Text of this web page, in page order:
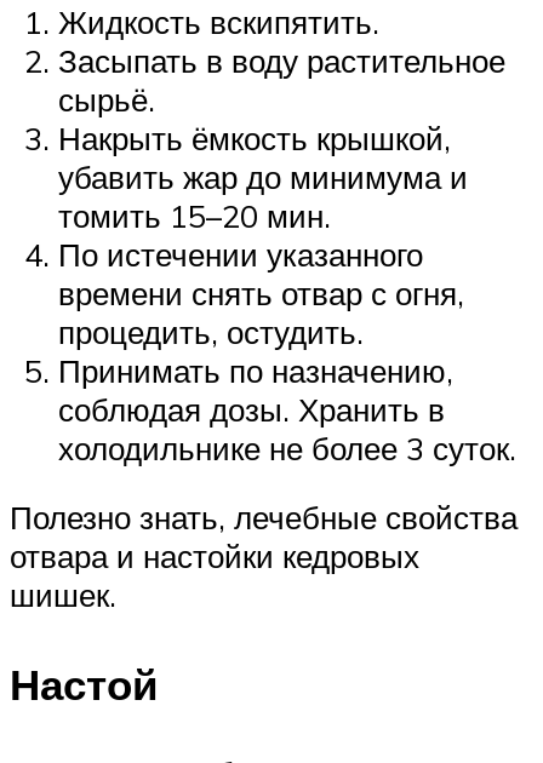
Жидкость вскипятить.
Засыпать в воду растительное
сырьё.
Накрыть ёмкость крышкой,
убавить жар до минимума и
томить 15–20 мин.
По истечении указанного
времени снять отвар с огня,
процедить, остудить.
Принимать по назначению,
соблюдая дозы. Хранить в
холодильнике не более 3 суток.
Полезно знать, лечебные свойства
отвара и настойки кедровых
шишек.
Настой